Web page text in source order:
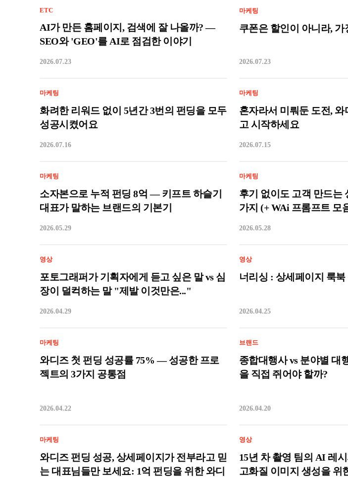
ETC
AI가 만든 홈페이지, 검색에 잘 나올까? —
SEO와 'GEO'를 AI로 점검한 이야기
2026.07.23
마케팅
쿠폰은 할인이 아니라,
2026.07.23
마케팅
화려한 리워드 없이 5년간 3번의 펀딩을 모두
성공시켰어요
2026.07.16
마케팅
혼자라서 미뤄둔 도전,
고 시작하세요
2026.07.15
마케팅
소자본으로 누적 펀딩 8억 — 키프트 하슬기
대표가 말하는 브랜드의 기본기
2026.05.29
마케팅
후기 없이도 고객 만드는
가지 (+ WAi 프롬프트 모
2026.05.28
영상
포토그래퍼가 기획자에게 듣고 싶은 말 vs 심
장이 덜컥하는 말 "제발 이것만은..."
2026.04.29
영상
너리싱 : 상세페이지 룩북
2026.04.25
마케팅
와디즈 첫 펀딩 성공률 75% — 성공한 프로
젝트의 3가지 공통점
2026.04.22
브랜드
종합대행사 vs 분야별 대
을 직접 쥐어야 할까?
2026.04.20
마케팅
와디즈 펀딩 성공, 상세페이지가 전부라고 믿
는 대표님들만 보세요: 1억 펀딩을 위한 와디
영상
15년 차 촬영 팀의 AI 레
고화질 이미지 생성을 위